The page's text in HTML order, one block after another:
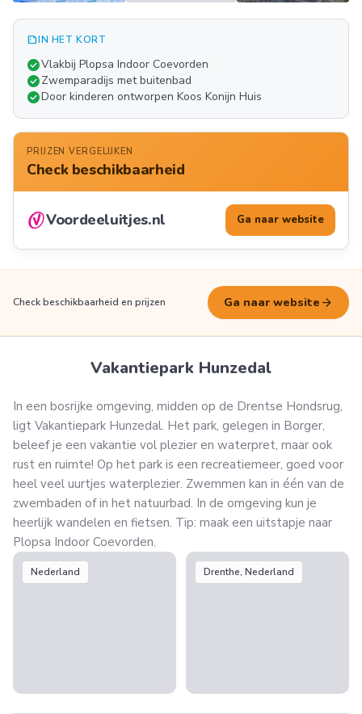
summarizeIN HET KORT
check_circleVlakbij Plopsa Indoor Coevorden
check_circleZwemparadijs met buitenbad
check_circleDoor kinderen ontworpen Koos Konijn Huis
PRIJZEN VERGELIJKEN
Check beschikbaarheid
Voordeeluitjes.nl Ga naar website
Check beschikbaarheid en prijzen Ga naar website arrow_forward
Vakantiepark Hunzedal
In een bosrijke omgeving, midden op de Drentse Hondsrug,
ligt Vakantiepark Hunzedal. Het park, gelegen in Borger,
beleef je een vakantie vol plezier en waterpret, maar ook
rust en ruimte! Op het park is een recreatiemeer, goed voor
heel veel uurtjes waterplezier. Zwemmen kan in één van de
zwembaden of in het natuurbad. In de omgeving kun je
heerlijk wandelen en fietsen. Tip: maak een uitstapje naar
Plopsa Indoor Coevorden.
Nederland Drenthe, Nederland